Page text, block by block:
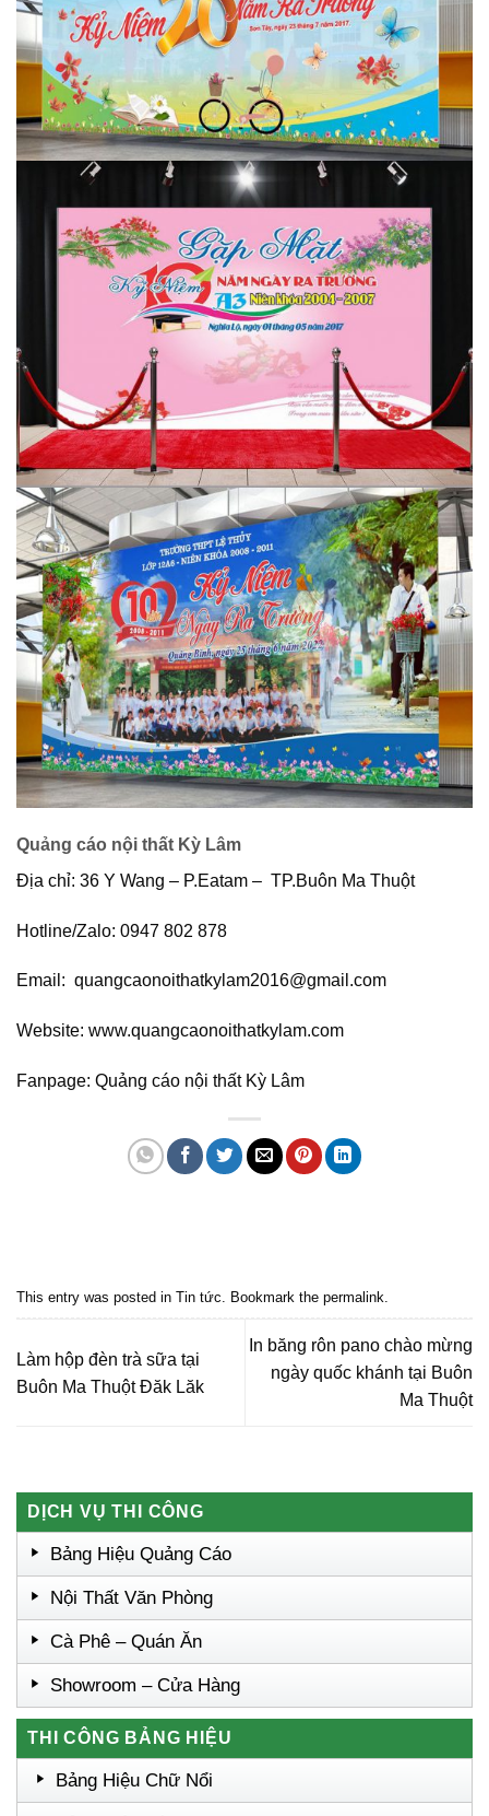
Quảng cáo nội thất Kỳ Lâm
Địa chỉ: 36 Y Wang – P.Eatam – TP.Buôn Ma Thuột
Hotline/Zalo: 0947 802 878
Email: quangcaonoithatkylam2016@gmail.com
Website: www.quangcaonoithatkylam.com
Fanpage: Quảng cáo nội thất Kỳ Lâm
This entry was posted in Tin tức. Bookmark the permalink.
Làm hộp đèn trà sữa tại
Buôn Ma Thuột Đăk Lăk
In băng rôn pano chào mừng
ngày quốc khánh tại Buôn
Ma Thuột
DỊCH VỤ THI CÔNG
Bảng Hiệu Quảng Cáo
Nội Thất Văn Phòng
Cà Phê – Quán Ăn
Showroom – Cửa Hàng
THI CÔNG BẢNG HIỆU
Bảng Hiệu Chữ Nổi